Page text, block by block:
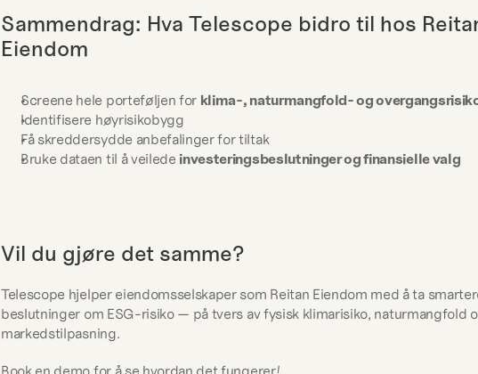
Sammendrag: Hva Telescope bidro til hos
Eiendom
Screene hele porteføljen for klima-, naturmangfold- og
Identifisere høyrisikobygg
Få skreddersydde anbefalinger for tiltak
Bruke dataen til å veilede investeringsbeslutninger og finansielle valg
Vil du gjøre det samme?
Telescope hjelper eiendomsselskaper som Reitan Eiendom med å ta
beslutninger om ESG-risiko — på tvers av fysisk klimarisiko, naturmangfold
markedstilpasning.
Book en demo for å se hvordan det fungerer!